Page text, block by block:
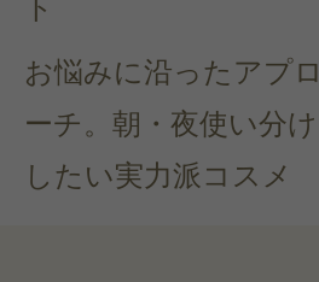
ト
お悩みに沿ったアプロ
ーチ。朝・夜使い分け
したい実力派コスメ